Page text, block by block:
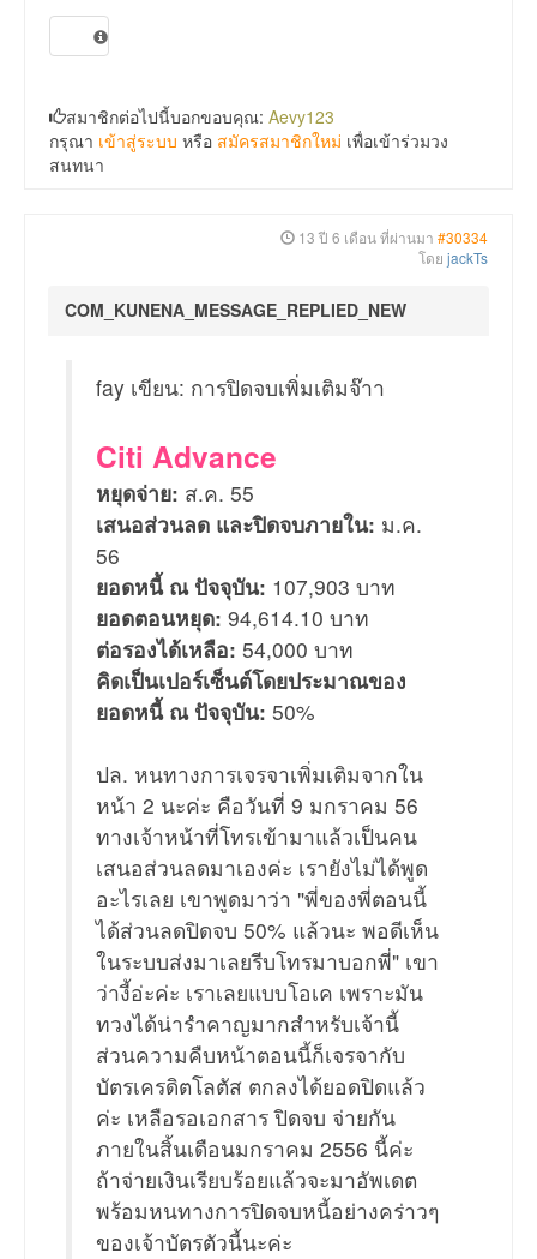
สมาชิกต่อไปนี้บอกขอบคุณ: Aevy123
กรุณา เข้าสู่ระบบ หรือ สมัครสมาชิกใหม่ เพื่อเข้าร่วมวง
สนทนา
13 ปี 6 เดือน ที่ผ่านมา #30334
โดย jackTs
COM_KUNENA_MESSAGE_REPLIED_NEW
fay เขียน: การปิดจบเพิ่มเติมจ๊าา
Citi Advance
หยุดจ่าย: ส.ค. 55
เสนอส่วนลด และปิดจบภายใน: ม.ค.
56
ยอดหนี้ ณ ปัจจุบัน: 107,903 บาท
ยอดตอนหยุด: 94,614.10 บาท
ต่อรองได้เหลือ: 54,000 บาท
คิดเป็นเปอร์เซ็นต์โดยประมาณของ
ยอดหนี้ ณ ปัจจุบัน: 50%
ปล. หนทางการเจรจาเพิ่มเติมจากใน
หน้า 2 นะค่ะ คือวันที่ 9 มกราคม 56
ทางเจ้าหน้าที่โทรเข้ามาแล้วเป็นคน
เสนอส่วนลดมาเองค่ะ เรายังไม่ได้พูด
อะไรเลย เขาพูดมาว่า "พี่ของพี่ตอนนี้
ได้ส่วนลดปิดจบ 50% แล้วนะ พอดีเห็น
ในระบบส่งมาเลยรีบโทรมาบอกพี่" เขา
ว่างี้อ่ะค่ะ เราเลยแบบโอเค เพราะมัน
ทวงได้น่ารำคาญมากสำหรับเจ้านี้
ส่วนความคืบหน้าตอนนี้ก็เจรจากับ
บัตรเครดิตโลตัส ตกลงได้ยอดปิดแล้ว
ค่ะ เหลือรอเอกสาร ปิดจบ จ่ายกัน
ภายในสิ้นเดือนมกราคม 2556 นี้ค่ะ
ถ้าจ่ายเงินเรียบร้อยแล้วจะมาอัพเดต
พร้อมหนทางการปิดจบหนี้อย่างคร่าวๆ
ของเจ้าบัตรตัวนี้นะค่ะ